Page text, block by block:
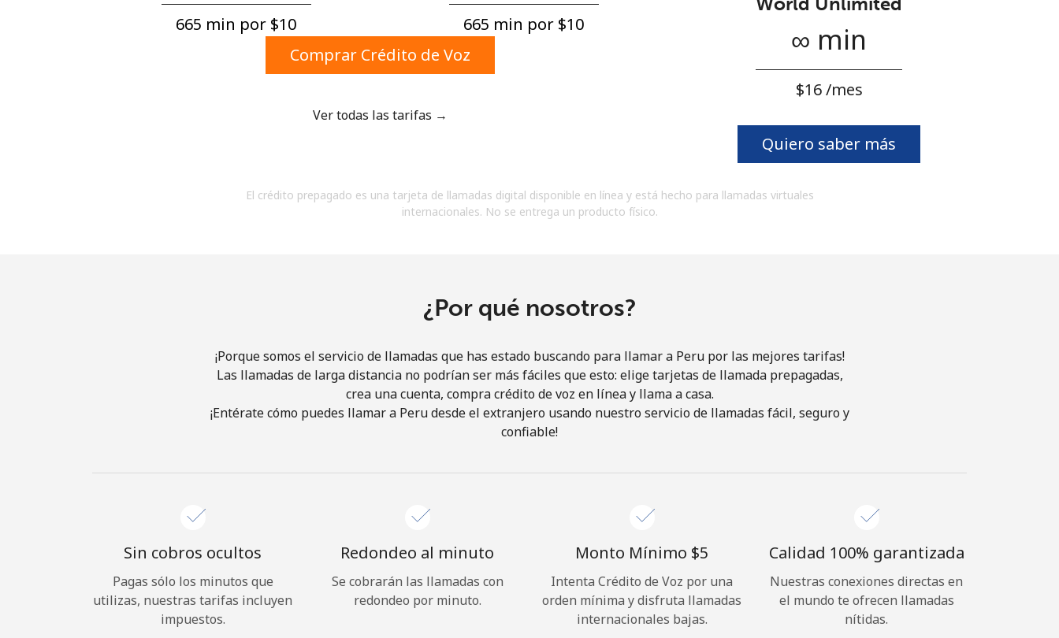
Un número
Un caracter especial
Al abrir una cuenta en este sitio web, estoy de
¡Hola!
¿Olvidaste tu contraseña? →
665 min por ⁦$10⁩
665 min por ⁦$10⁩
Comprar Crédito de Voz
Ver todas las tarifas →
∞ min
⁦$16⁩ /mes
Quiero saber más
El crédito prepagado es una tarjeta de llamadas digital disponible en línea y está hecho para llamadas virtuales
internacionales. No se entrega un producto físico.
¿Por qué nosotros?
¡Porque somos el servicio de llamadas que has estado buscando para llamar a Peru por las mejores tarifas!
Las llamadas de larga distancia no podrían ser más fáciles que esto: elige tarjetas de llamada prepagadas,
crea una cuenta, compra crédito de voz en línea y llama a casa.
¡Entérate cómo puedes llamar a Peru desde el extranjero usando nuestro servicio de llamadas fácil, seguro y
confiable!
Sin cobros ocultos
Pagas sólo los minutos que
utilizas, nuestras tarifas incluyen
impuestos.
Redondeo al minuto
Se cobrarán las llamadas con
redondeo por minuto.
Monto Mínimo ⁦$5⁩
Intenta Crédito de Voz por una
orden mínima y disfruta llamadas
internacionales bajas.
Calidad 100% garantizada
Nuestras conexiones directas en
el mundo te ofrecen llamadas
nítidas.